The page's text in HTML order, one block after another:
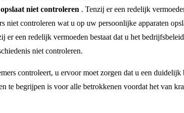
niet controleren . Tenzij er een redelijk
controleren wat u op uw persoonlijke apparaten
er een redelijk vermoeden bestaat dat u het
niet controleren.
controleert, u ervoor moet zorgen dat u een
te begrijpen is voor alle betrokkenen voordat het van